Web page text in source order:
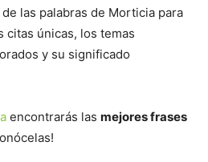
las palabras de Morticia para
citas únicas, los temas
y su significado
encontrarás las mejores frases